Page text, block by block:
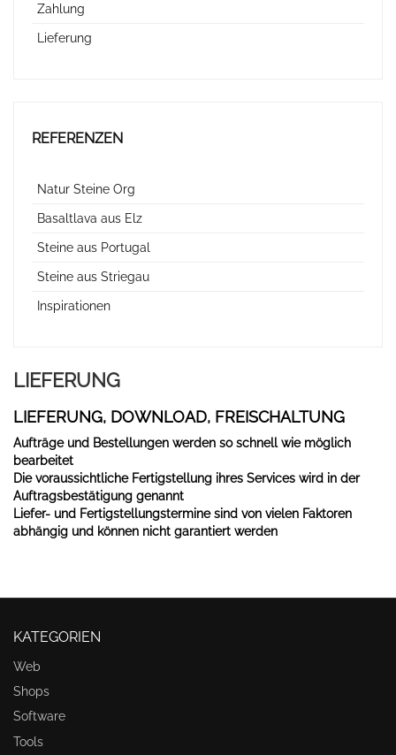
Zahlung
Lieferung
REFERENZEN
Natur Steine Org
Basaltlava aus Elz
Steine aus Portugal
Steine aus Striegau
Inspirationen
LIEFERUNG
LIEFERUNG, DOWNLOAD, FREISCHALTUNG
Aufträge und Bestellungen werden so schnell wie möglich
bearbeitet
Die voraussichtliche Fertigstellung ihres Services wird in der
Auftragsbestätigung genannt
Liefer- und Fertigstellungstermine sind von vielen Faktoren
abhängig und können nicht garantiert werden
KATEGORIEN
Web
Shops
Software
Tools